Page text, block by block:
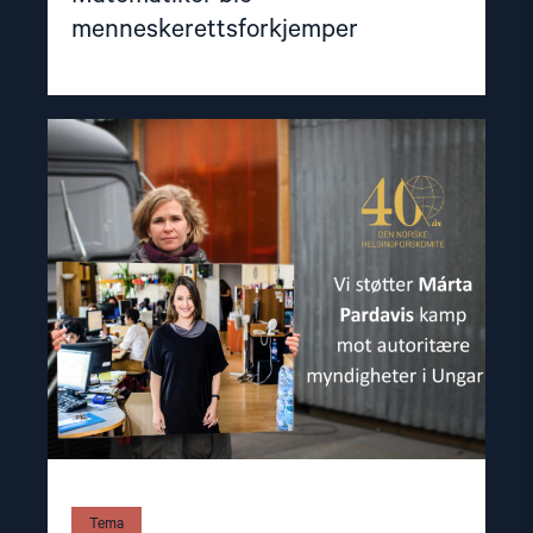
menneskerettsforkjemper
Tema
Read
stemme"